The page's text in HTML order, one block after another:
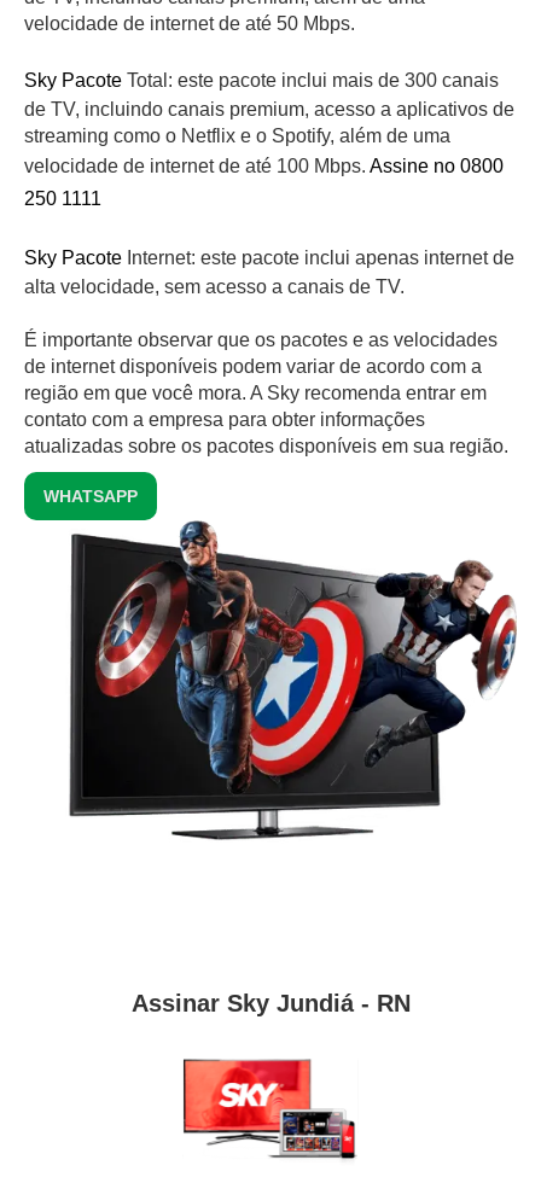
velocidade de internet de até 50 Mbps.
Sky Pacote Total: este pacote inclui mais de 300 canais
de TV, incluindo canais premium, acesso a aplicativos de
streaming como o Netflix e o Spotify, além de uma
velocidade de internet de até 100 Mbps. Assine no 0800
250 1111
Sky Pacote Internet: este pacote inclui apenas internet de
alta velocidade, sem acesso a canais de TV.
É importante observar que os pacotes e as velocidades
de internet disponíveis podem variar de acordo com a
região em que você mora. A Sky recomenda entrar em
contato com a empresa para obter informações
atualizadas sobre os pacotes disponíveis em sua região.
WHATSAPP
Assinar Sky Jundiá - RN